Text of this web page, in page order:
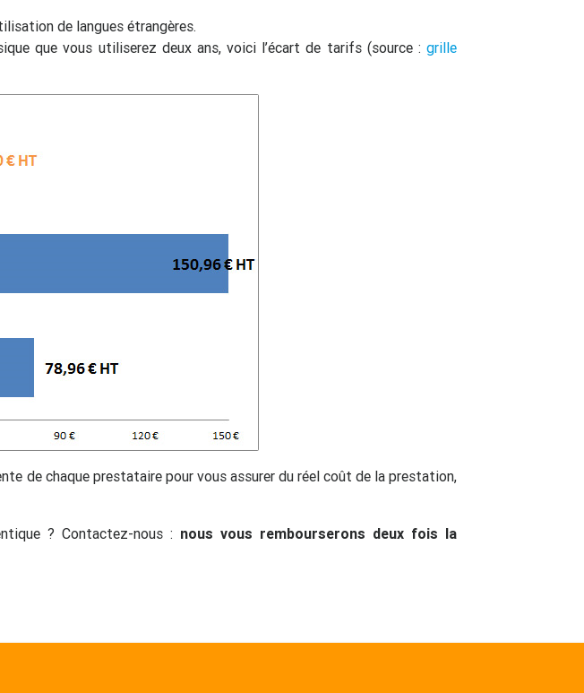
de langues étrangères.
que vous utiliserez deux ans, voici l’écart de tarifs (source : grille
de chaque prestataire pour vous assurer du réel coût de la prestation,
? Contactez-nous : nous vous rembourserons deux fois la